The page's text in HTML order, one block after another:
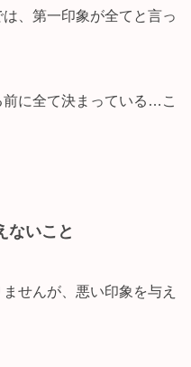
、第一印象が全てと言っ
に全て決まっている…こ
ないこと
せんが、悪い印象を与え